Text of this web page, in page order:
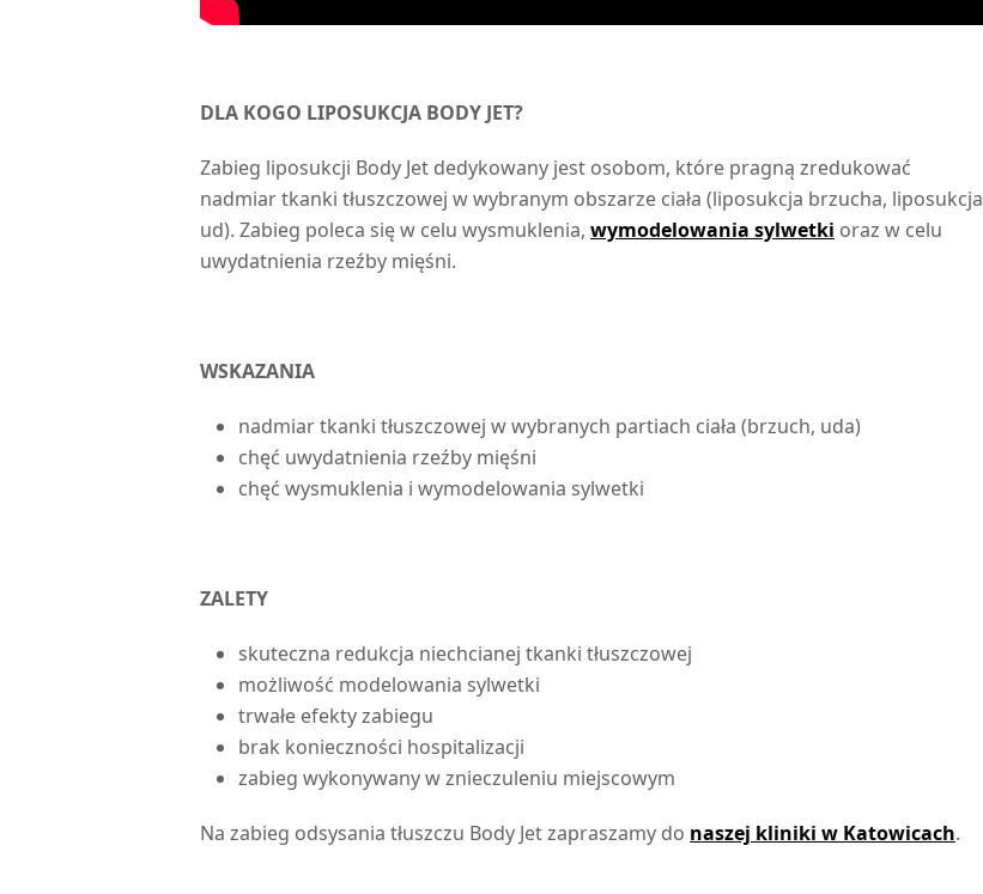
DLA KOGO LIPOSUKCJA BODY JET?
Zabieg liposukcji Body Jet dedykowany jest osobom, które pragną zredukować
nadmiar tkanki tłuszczowej w wybranym obszarze ciała (liposukcja brzucha, liposukcja
ud). Zabieg poleca się w celu wysmuklenia, wymodelowania sylwetki oraz w celu
uwydatnienia rzeźby mięśni.
WSKAZANIA
nadmiar tkanki tłuszczowej w wybranych partiach ciała (brzuch, uda)
chęć uwydatnienia rzeźby mięśni
chęć wysmuklenia i wymodelowania sylwetki
ZALETY
skuteczna redukcja niechcianej tkanki tłuszczowej
możliwość modelowania sylwetki
trwałe efekty zabiegu
brak konieczności hospitalizacji
zabieg wykonywany w znieczuleniu miejscowym
Na zabieg odsysania tłuszczu Body Jet zapraszamy do naszej kliniki w Katowicach.